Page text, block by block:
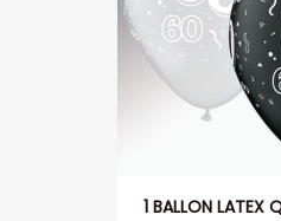
1 BALLON LATEX